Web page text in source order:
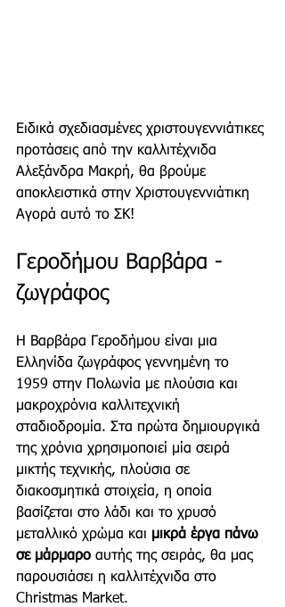
Ειδικά σχεδιασμένες χριστουγεννιάτικες
προτάσεις από την καλλιτέχνιδα
Αλεξάνδρα Μακρή, θα βρούμε
αποκλειστικά στην Χριστουγεννιάτικη
Αγορά αυτό το ΣΚ!
Γεροδήμου Βαρβάρα -
ζωγράφος
Η Βαρβάρα Γεροδήμου είναι μια
Ελληνίδα ζωγράφος γεννημένη το
1959 στην Πολωνία με πλούσια και
μακροχρόνια καλλιτεχνική
σταδιοδρομία. Στα πρώτα δημιουργικά
της χρόνια χρησιμοποιεί μία σειρά
μικτής τεχνικής, πλούσια σε
διακοσμητικά στοιχεία, η οποία
βασίζεται στο λάδι και το χρυσό
μεταλλικό χρώμα και μικρά έργα πάνω
σε μάρμαρο αυτής της σειράς, θα μας
παρουσιάσει η καλλιτέχνιδα στο
Christmas Market.